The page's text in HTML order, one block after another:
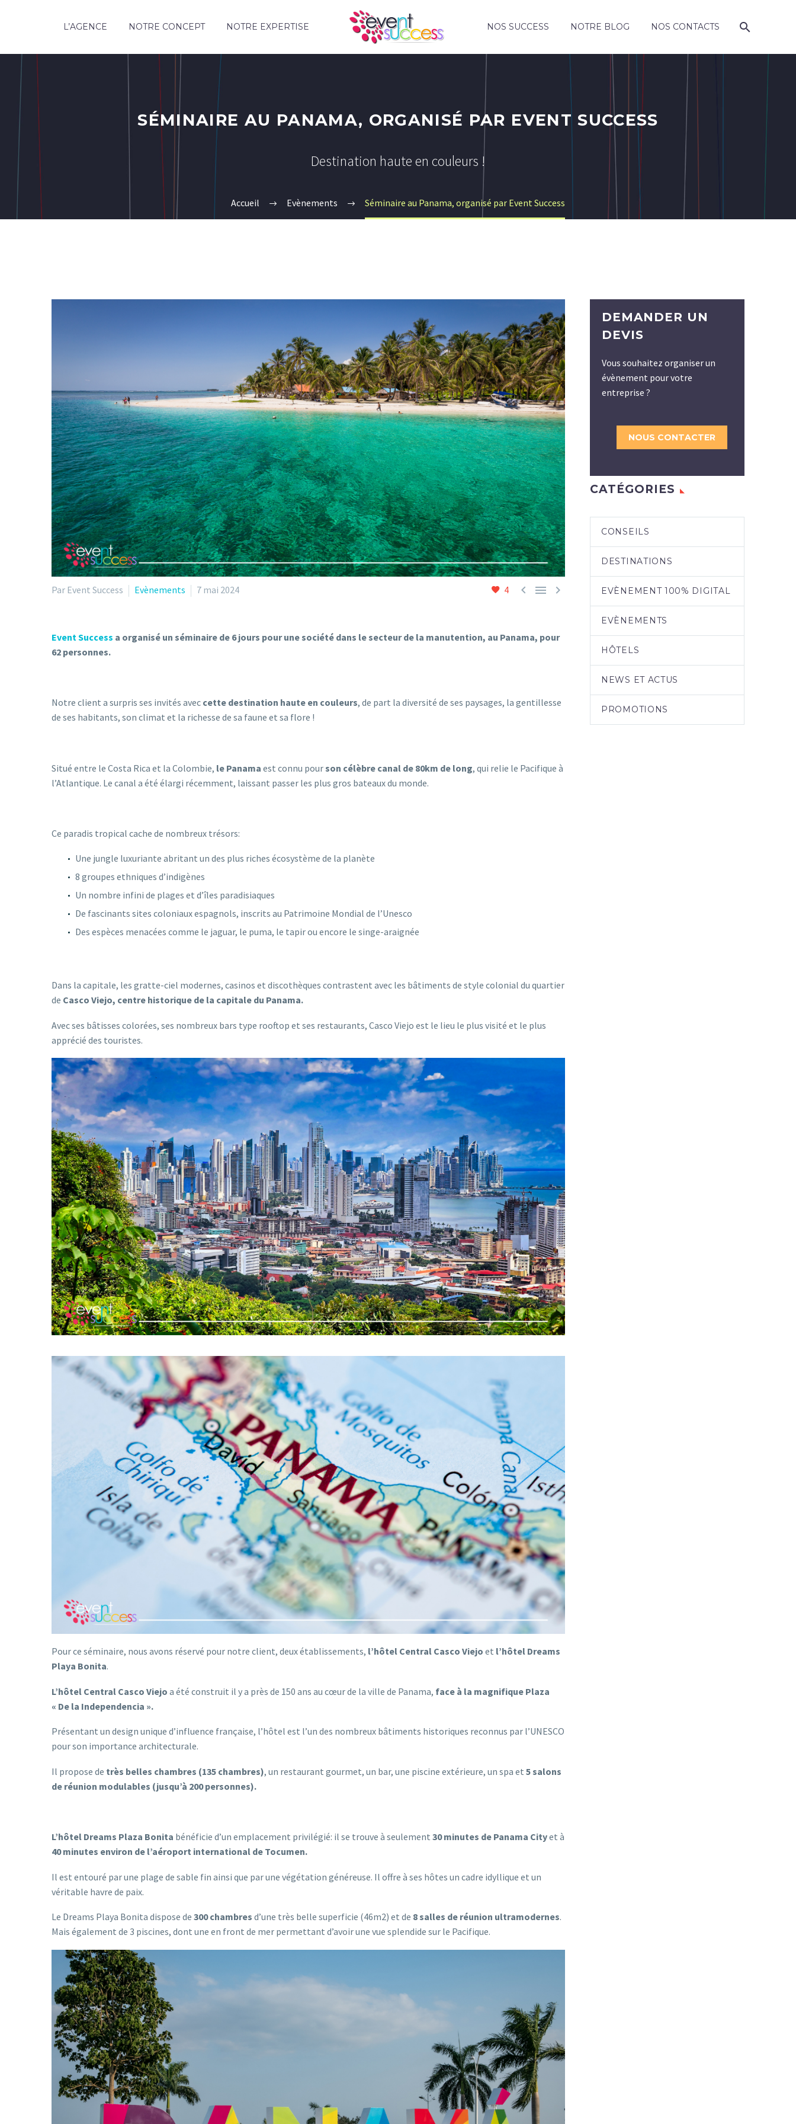
L’AGENCE NOTRE CONCEPT NOTRE EXPERTISE NOS SUCCESS NOTRE BLOG NOS CONTACTS
SÉMINAIRE AU PANAMA, ORGANISÉ PAR EVENT SUCCESS
Destination haute en couleurs !
Accueil Evènements Séminaire au Panama, organisé par Event Success
4   
Par Event Success Evènements 7 mai 2024
Event Success a organisé un séminaire de 6 jours pour une société dans le secteur de la manutention, au Panama, pour
62 personnes.
Notre client a surpris ses invités avec cette destination haute en couleurs, de part la diversité de ses paysages, la gentillesse
de ses habitants, son climat et la richesse de sa faune et sa flore !
Situé entre le Costa Rica et la Colombie, le Panama est connu pourson célèbre canal de 80km de long, qui relie le Pacifique à
l’Atlantique. Le canal a été élargi récemment, laissant passer les plus gros bateaux du monde.
Ce paradis tropical cache de nombreux trésors:
Une jungle luxuriante abritant un des plus riches écosystème de la planète
8 groupes ethniques d’indigènes
Un nombre infini de plages et d’îles paradisiaques
De fascinants sites coloniaux espagnols, inscrits au Patrimoine Mondial de l’Unesco
Des espèces menacées comme le jaguar, le puma, le tapir ou encore le singe-araignée
Dans la capitale, les gratte-ciel modernes, casinos et discothèques contrastent avec les bâtiments de style colonial du quartier
de Casco Viejo, centre historique de la capitale du Panama.
Avec ses bâtisses colorées, ses nombreux bars type rooftop et ses restaurants, Casco Viejo est le lieu le plus visité et le plus
apprécié des touristes.
Pour ce séminaire, nous avons réservé pour notre client, deux établissements, l’hôtel Central Casco Viejo et l’hôtel Dreams
Playa Bonita.
L’hôtel Central Casco Viejo a été construit il y a près de 150 ans au cœur de la ville de Panama, face à la magnifique Plaza
« De la Independencia ».
Présentant un design unique d’influence française, l’hôtel est l’un des nombreux bâtiments historiques reconnus par l’UNESCO
pour son importance architecturale.
Il propose de très belles chambres (135 chambres), un restaurant gourmet, un bar, une piscine extérieure, un spa et 5 salons
de réunion modulables (jusqu’à 200 personnes).
L’hôtel Dreams Plaza Bonita bénéficie d’un emplacement privilégié: il se trouve à seulement 30 minutes de Panama Cityet à
40 minutes environ de l’aéroport international de Tocumen.
Il est entouré par une plage de sable fin ainsi que par une végétation généreuse. Il offre à ses hôtes un cadre idyllique et un
véritable havre de paix.
Le Dreams Playa Bonita dispose de 300 chambres d’une très belle superficie (46m2) et de 8 salles de réunion ultramodernes.
Mais également de 3 piscines, dont une en front de mer permettant d’avoir une vue splendide sur le Pacifique.
DEMANDER UN
DEVIS
Vous souhaitez organiser un
évènement pour votre
entreprise ?
NOUS CONTACTER
CATÉGORIES
CONSEILS
DESTINATIONS
EVÈNEMENT 100% DIGITAL
EVÈNEMENTS
HÔTELS
NEWS ET ACTUS
PROMOTIONS